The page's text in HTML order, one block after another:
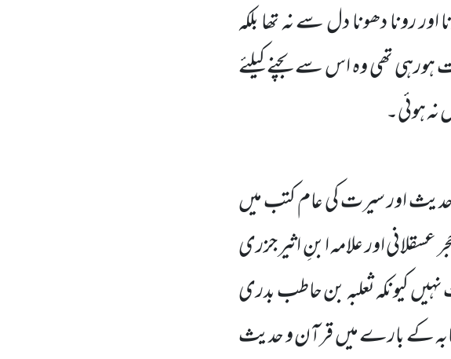
اور رونا دھونا دل سے نہ تھا بلکہ
تھی وہ اس سے بچنے کیلئے
نہ ہوئی۔
اور سیرت کی عام کتب میں
اور علامہ ابنِ اثیر جزری
کیونکہ ثعلبہ بن حاطب بدری
کے بارے میں قرآن و حدیث